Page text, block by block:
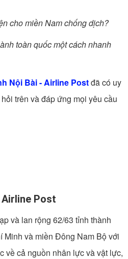
cho miền Nam chống dịch?
toàn quốc một cách nhanh
Nội Bài - Airline Postđã có uy
trên và đáp ứng mọi yêu cầu
Post
và lan rộng 62/63 tỉnh thành
Minh và miền Đông Nam Bộ với
về cả nguồn nhân lực và vật lực,